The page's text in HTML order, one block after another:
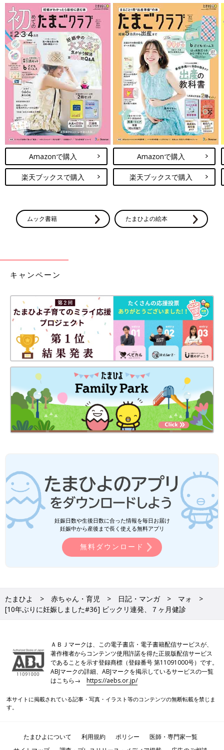
かったこともあり、まーそのうちできるようになるでしょ♪と、
のんびり構えていたら…
まさかの保健師さんからのダメ出しが！
「発達には個人差があるし、いずれできるようになるからあせら
ずに」とほったらかし…じゃなく暖かい目で見守っていたけれ
ど、うーん、子育てって難しいなぁ。
―連載第37回に続く、お楽しみに！
■これまでの記事はこちら
[10年ぶりに妊娠しました]記事一覧
静岡の田舎町在住。13歳娘と10歳息子、夫との4人暮らし。...だ
ったところ10年ぶりに第3子を妊娠！
長男長女の幼い頃の育児エッセイや日常エッセイ、オリジナル絵
本などはcomicoベストチャレンジ
■関連記事
・
[うちのこと。子ども２人育ててます！]の記事一覧
新米ママハトコの記事一覧
・[うちのリボンちゃん]の記事一覧
御手洗直子の「つっこみが止まらないコマダム日記」記事一覧
前の話
[10年ぶりに妊娠しま
した#35] 脱・出不
精！お散歩へＧＯ！
一覧
次の話
[10年ぶりに妊娠しまし
た#37] まだまだ続く
Amazonで購入
楽天ブックスで購入
Amazonで購入
楽天ブックスで購入
ムック書籍 たまひよの絵本
キャンペーン
妊娠日数や生後日数に合った情報を毎日お届け
妊娠中から産後まで長く使える無料アプリ
無料ダウンロード
たまひよ 赤ちゃん・育児 日記・マンガ
マォ
[10年ぶりに妊娠しました#36] ビックリ連発、７ヶ月健診
ＡＢＪマークは、この電子書店・電子書籍配信サービスが、
著作権者からコンテンツ使用許諾を得た正規版配信サービス
であることを示す登録商標（登録番号 第11091000号）です。
ABJマークの詳細、ABJマークを掲示しているサービスの一覧
はこちら→https://aebs.or.jp/
本サイトに掲載されている記事・写真・イラスト等のコンテンツの無断転載を禁じま
す。
たまひよについて 利用規約 ポリシー
医師・専門家一覧